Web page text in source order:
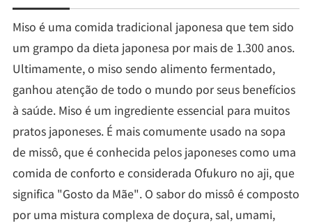
Miso é uma comida tradicional japonesa que tem sido
um grampo da dieta japonesa por mais de 1.300 anos.
Ultimamente, o miso sendo alimento fermentado,
ganhou atenção de todo o mundo por seus benefícios
à saúde. Miso é um ingrediente essencial para muitos
pratos japoneses. É mais comumente usado na sopa
de missô, que é conhecida pelos japoneses como uma
comida de conforto e considerada Ofukuro no aji, que
significa "Gosto da Mãe". O sabor do missô é composto
por uma mistura complexa de doçura, sal, umami,